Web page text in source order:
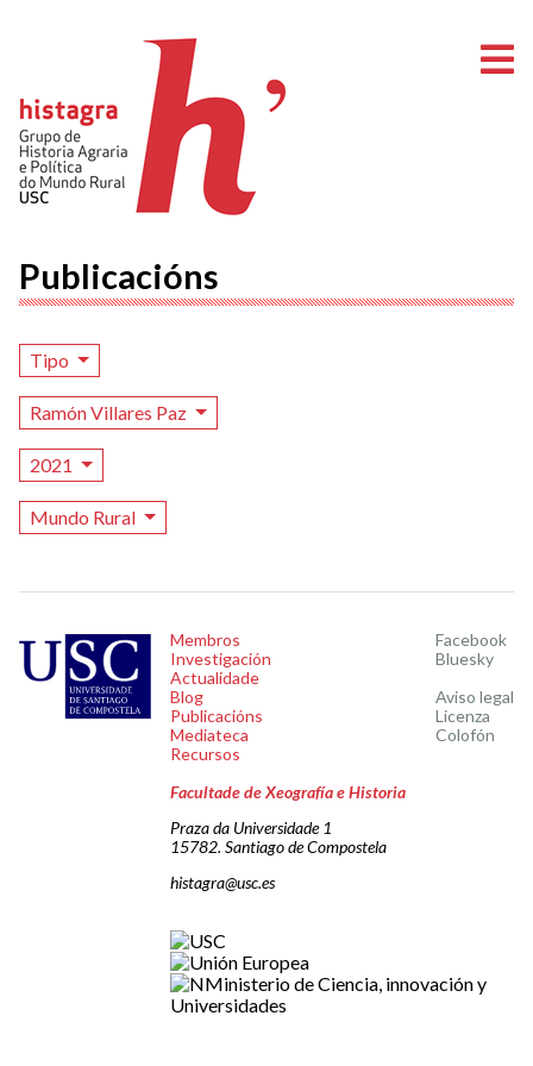
Publicacións
Tipo
Ramón Villares Paz
2021
Mundo Rural
Membros
Investigación
Actualidade
Blog
Publicacións
Mediateca
Recursos
Facebook
Bluesky
Aviso legal
Licenza
Colofón
Facultade de Xeografía e Historia
Praza da Universidade 1
15782. Santiago de Compostela
histagra@usc.es